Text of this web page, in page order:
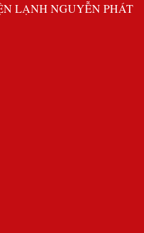
LẠNH NGUYỄN PHÁT